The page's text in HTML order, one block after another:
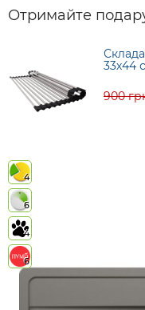
Отримайте
33х44
900
4
6
4
6